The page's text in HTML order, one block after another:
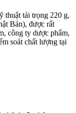
thuật tải trọng 220 g,
Bản), được rất
công ty dược phẩm,
soát chất lượng tại